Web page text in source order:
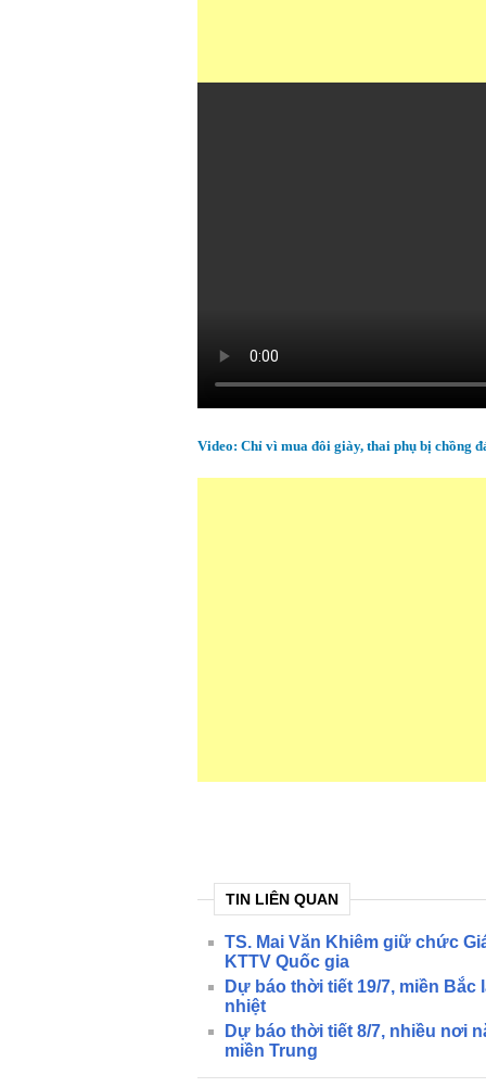
Video: Chỉ vì mua đôi giày, thai phụ bị chồng
TIN LIÊN QUAN
TS. Mai Văn Khiêm giữ chức
KTTV Quốc gia
Dự báo thời tiết 19/7, miền
nhiệt
Dự báo thời tiết 8/7, nhiều nơi
miền Trung